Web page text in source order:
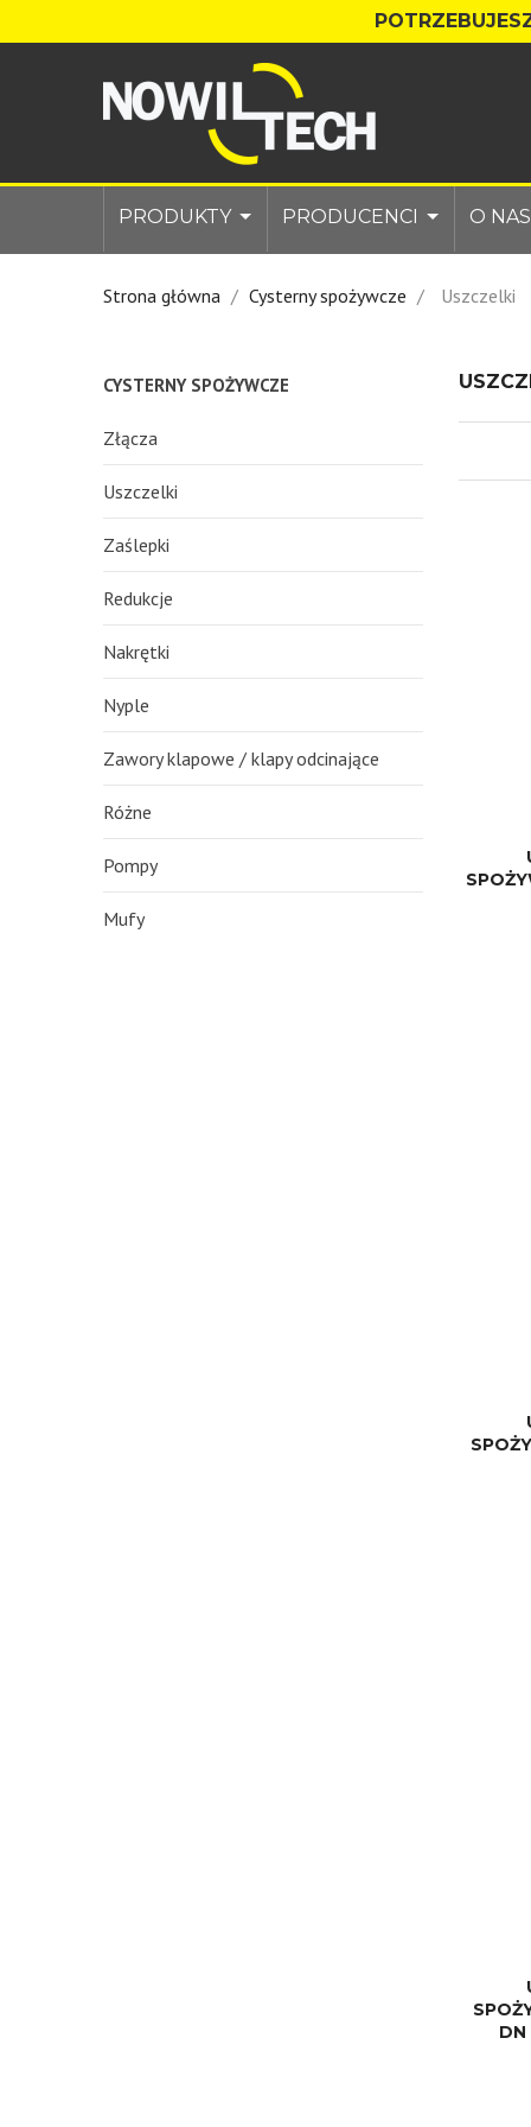
PRODUKTY PRODUCENCI O NAS
Strona główna Cysterny spożywcze Uszczelki
CYSTERNY SPOŻYWCZE
Złącza
Uszczelki
Zaślepki
Redukcje
Nakrętki
Nyple
Zawory klapowe / klapy odcinające
Różne
Pompy
Mufy
DN